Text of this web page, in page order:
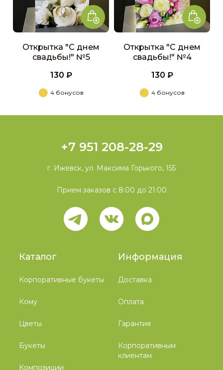
Открытка "С днем
свадьбы!" №5
130 ₽
4 бонусов
Открытка "С днем
свадьбы!" №4
130 ₽
4 бонусов
Каталог
Корпоративные букеты
Кому
Цветы
Букеты
Композиции
Информация
Доставка
Оплата
Гарантия
Корпоративным
клиентам
+7 951 208-28-29
г. Ижевск, ул. Максима Горького, 155
Прием заказов с 8:00 до 21:00